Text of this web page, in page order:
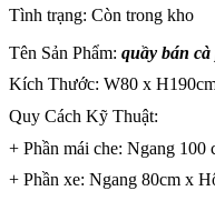
Tình trạng: Còn trong kho
Tên Sản Phẩm: quầy bán cà
Kích Thước: W80 x
Quy Cách Kỹ Thuật:
+ Phần mái che: Ngang 100
+ Phần xe: Ngang 80cm x